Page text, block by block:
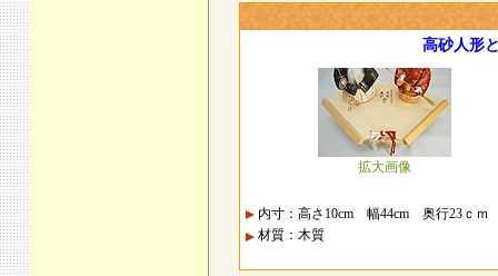
高砂人形
拡大画像
内寸：高さ10cm 幅44cm 奥行23ｃｍ
材質：木質